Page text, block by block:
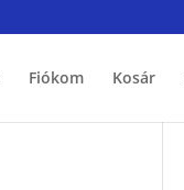
Fiókom Kosár